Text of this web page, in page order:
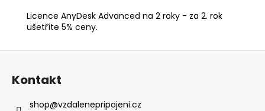
Licence AnyDesk Advanced na 2 roky - za 2. rok
ušetříte 5% ceny.
Z
Kontakt
shop@vzdalenepripojeni.cz